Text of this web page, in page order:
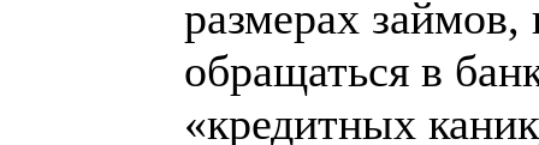
размерах
обращаться в
«кредитных